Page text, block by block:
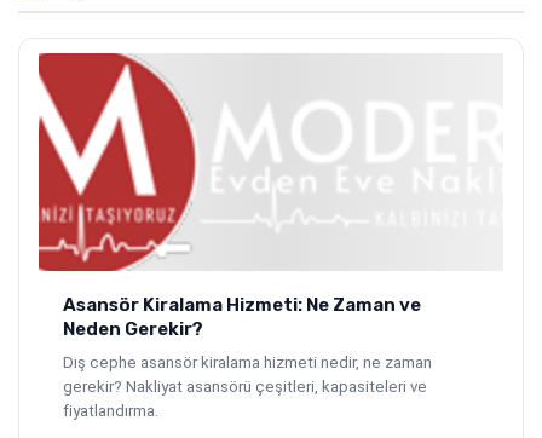
Asansör Kiralama Hizmeti: Ne Zaman ve
Neden Gerekir?
Dış cephe asansör kiralama hizmeti nedir, ne zaman
gerekir? Nakliyat asansörü çeşitleri, kapasiteleri ve
fiyatlandırma.